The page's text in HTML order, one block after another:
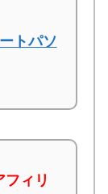
トパソ
ィリ